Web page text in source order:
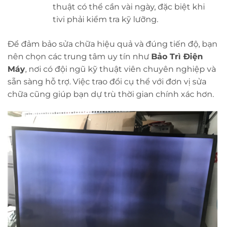
thuật có thể cần vài ngày, đặc biệt khi
tivi phải kiểm tra kỹ lưỡng.
Để đảm bảo sửa chữa hiệu quả và đúng tiến độ, bạn
nên chọn các trung tâm uy tín như Bảo Trì Điện
Máy, nơi có đội ngũ kỹ thuật viên chuyên nghiệp và
sẵn sàng hỗ trợ. Việc trao đổi cụ thể với đơn vị sửa
chữa cũng giúp bạn dự trù thời gian chính xác hơn.